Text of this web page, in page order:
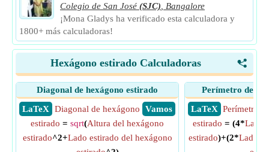
Colegio de San José (SJC)
Bangalore
¡Mona Gladys ha verificado esta calculadora y
1800+ más calculadoras!
<
Hexágono estirado Calculadoras
Diagonal de hexágono estirado
​ LaTeX
​ Vamos
Diagonal de hexágono
estirado = sqrt(Altura del hexágono
estirado^2+Lado estirado del hexágono
Perímetro del
​ LaTeX Perímetro
estirado = (4*Lado
estirado)+(2*Lado